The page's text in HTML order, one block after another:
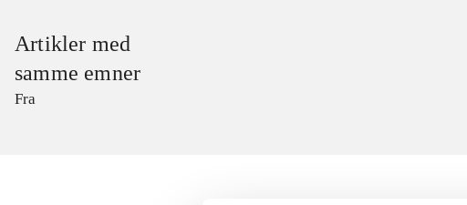
Artikler med
samme emner
Fra